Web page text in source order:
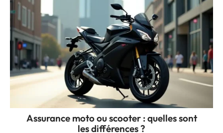
Assurance moto ou scooter : quelles sont
les différences ?